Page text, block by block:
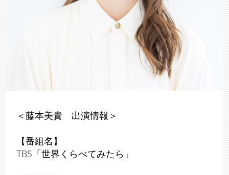
＜藤本美貴 出演情報＞
【番組名】
TBS「世界くらべてみたら」